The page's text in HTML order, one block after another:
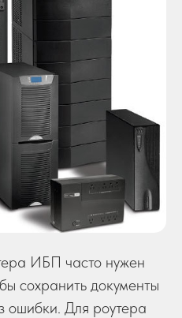
ИБП часто нужен
сохранить документы
ошибки. Для роутера